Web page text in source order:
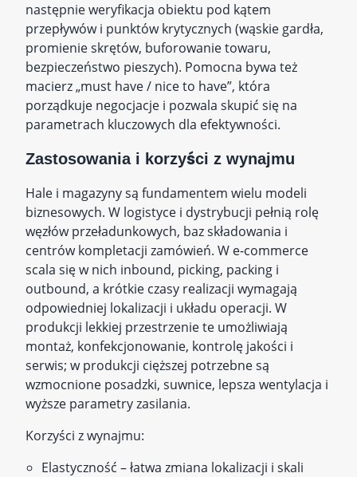
następnie weryfikacja obiektu pod kątem
przepływów i punktów krytycznych (wąskie gardła,
promienie skrętów, buforowanie towaru,
bezpieczeństwo pieszych). Pomocna bywa też
macierz „must have / nice to have”, która
porządkuje negocjacje i pozwala skupić się na
parametrach kluczowych dla efektywności.
Zastosowania i korzyści z wynajmu
Hale i magazyny są fundamentem wielu modeli
biznesowych. W logistyce i dystrybucji pełnią rolę
węzłów przeładunkowych, baz składowania i
centrów kompletacji zamówień. W e‑commerce
scala się w nich inbound, picking, packing i
outbound, a krótkie czasy realizacji wymagają
odpowiedniej lokalizacji i układu operacji. W
produkcji lekkiej przestrzenie te umożliwiają
montaż, konfekcjonowanie, kontrolę jakości i
serwis; w produkcji cięższej potrzebne są
wzmocnione posadzki, suwnice, lepsza wentylacja i
wyższe parametry zasilania.
Korzyści z wynajmu:
Elastyczność – łatwa zmiana lokalizacji i skali